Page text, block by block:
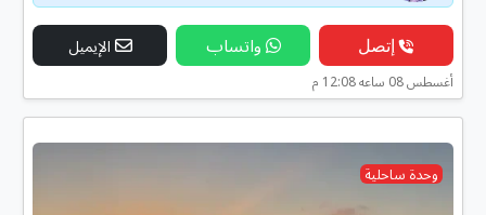
إتصل واتساب الإيميل
أغسطس 08 ساعه 12:08 م
وحدة ساحلية